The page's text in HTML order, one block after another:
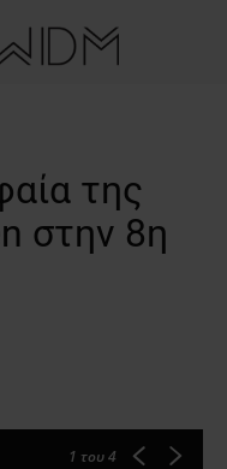
της
στην 8η
1 του 4